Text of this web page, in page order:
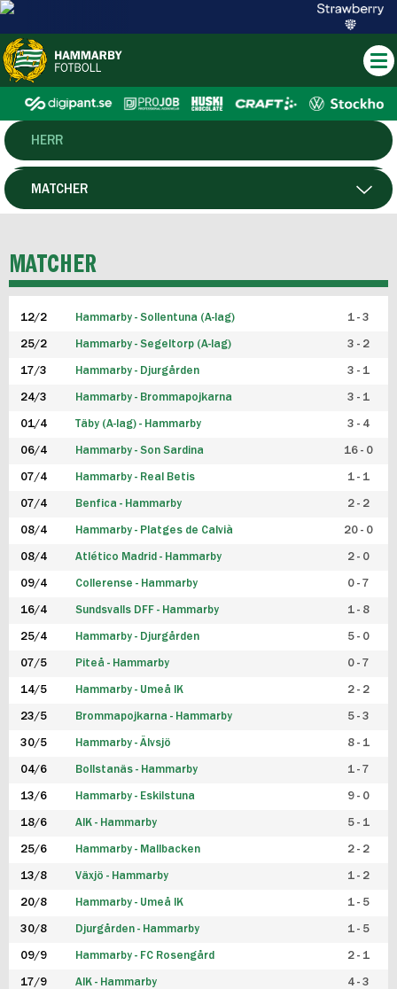
HERR
DAM
P19
F19
FUTSAL HERR
FUTSAL DAM
MATCHER
MATCHER
12/2 Hammarby - Sollentuna (A-lag) 1 - 3
25/2 Hammarby - Segeltorp (A-lag) 3 - 2
17/3 Hammarby - Djurgården 3 - 1
24/3 Hammarby - Brommapojkarna 3 - 1
01/4 Täby (A-lag) - Hammarby 3 - 4
06/4 Hammarby - Son Sardina 16 - 0
07/4 Hammarby - Real Betis 1 - 1
07/4 Benfica - Hammarby 2 - 2
08/4 Hammarby - Platges de Calvià 20 - 0
08/4 Atlético Madrid - Hammarby 2 - 0
09/4 Collerense - Hammarby 0 - 7
16/4 Sundsvalls DFF - Hammarby 1 - 8
25/4 Hammarby - Djurgården 5 - 0
07/5 Piteå - Hammarby 0 - 7
14/5 Hammarby - Umeå IK 2 - 2
23/5 Brommapojkarna - Hammarby 5 - 3
30/5 Hammarby - Älvsjö 8 - 1
04/6 Bollstanäs - Hammarby 1 - 7
13/6 Hammarby - Eskilstuna 9 - 0
18/6 AIK - Hammarby 5 - 1
25/6 Hammarby - Mallbacken 2 - 2
13/8 Växjö - Hammarby 1 - 2
20/8 Hammarby - Umeå IK 1 - 5
30/8 Djurgården - Hammarby 1 - 5
09/9 Hammarby - FC Rosengård 2 - 1
17/9 AIK - Hammarby 4 - 3